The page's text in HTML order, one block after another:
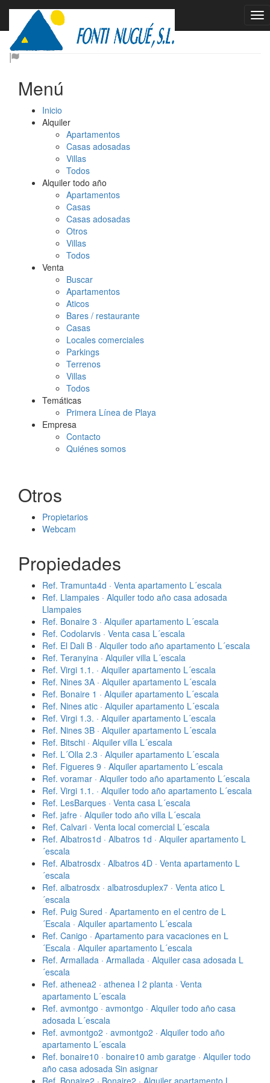
Mapa web
Menú
Inicio
Alquiler
Apartamentos
Casas adosadas
Villas
Todos
Alquiler todo año
Apartamentos
Casas
Casas adosadas
Otros
Villas
Todos
Venta
Buscar
Apartamentos
Aticos
Bares / restaurante
Casas
Locales comerciales
Parkings
Terrenos
Villas
Todos
Temáticas
Primera Línea de Playa
Empresa
Contacto
Quiénes somos
Otros
Propietarios
Webcam
Propiedades
Ref. Tramunta4d · Venta apartamento L´escala
Ref. Llampaies · Alquiler todo año casa adosada
Llampaies
Ref. Bonaire 3 · Alquiler apartamento L´escala
Ref. Codolarvis · Venta casa L´escala
Ref. El Dali B · Alquiler todo año apartamento L´escala
Ref. Teranyina · Alquiler villa L´escala
Ref. Virgi 1.1. · Alquiler apartamento L´escala
Ref. Nines 3A · Alquiler apartamento L´escala
Ref. Bonaire 1 · Alquiler apartamento L´escala
Ref. Nines atic · Alquiler apartamento L´escala
Ref. Virgi 1.3. · Alquiler apartamento L´escala
Ref. Nines 3B · Alquiler apartamento L´escala
Ref. Bitschi · Alquiler villa L´escala
Ref. L´Olla 2.3 · Alquiler apartamento L´escala
Ref. Figueres 9 · Alquiler apartamento L´escala
Ref. voramar · Alquiler todo año apartamento L´escala
Ref. Virgi 1.1. · Alquiler todo año apartamento L´escala
Ref. LesBarques · Venta casa L´escala
Ref. jafre · Alquiler todo año villa L´escala
Ref. Calvari · Venta local comercial L´escala
Ref. Albatros1d · Albatros 1d · Alquiler apartamento L
´escala
Ref. Albatrosdx · Albatros 4D · Venta apartamento L
´escala
Ref. albatrosdx · albatrosduplex7 · Venta atico L
´escala
Ref. Puig Sured · Apartamento en el centro de L
´Escala · Alquiler apartamento L´escala
Ref. Canigo · Apartamento para vacaciones en L
´Escala · Alquiler apartamento L´escala
Ref. Armallada · Armallada · Alquiler casa adosada L
´escala
Ref. athenea2 · athenea I 2 planta · Venta
apartamento L´escala
Ref. avmontgo · avmontgo · Alquiler todo año casa
adosada L´escala
Ref. avmontgo2 · avmontgo2 · Alquiler todo año
apartamento L´escala
Ref. bonaire10 · bonaire10 amb garatge · Alquiler todo
año casa adosada Sin asignar
Ref. Bonaire2 · Bonaire2 · Alquiler apartamento L